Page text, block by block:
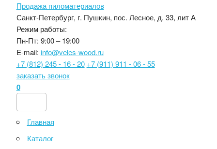
Продажа пиломатериалов
Санкт-Петербург, г. Пушкин, пос. Лесное, д. 33, лит А
Режим работы:
Пн-Пт: 9:00 – 19:00
E-mail: info@veles-wood.ru
+7 (812) 245 - 16 - 20 +7 (911) 911 - 06 - 55
заказать звонок
0
Главная
Каталог